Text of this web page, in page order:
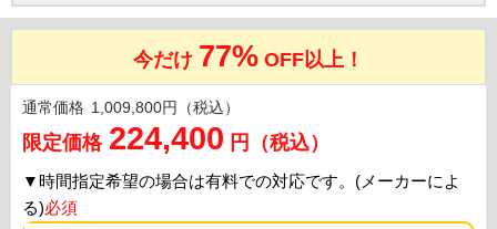
今だけ 77% OFF以上！
通常価格 1,009,800円（税込）
限定価格 224,400 円（税込）
▼時間指定希望の場合は有料での対応です。(メーカーによ
る)必須